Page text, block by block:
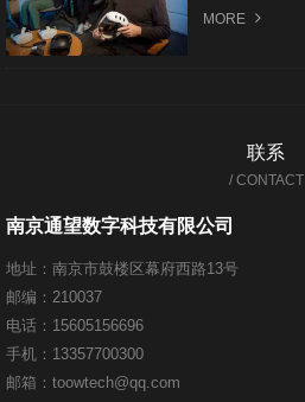
MORE
联系
/ CONTACT
南京通望数字科技有限公司
地址：南京市鼓楼区幕府西路13号
邮编：210037
电话：15605156696
手机：13357700300
邮箱：toowtech@qq.com